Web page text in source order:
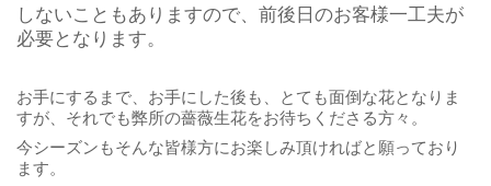
しないこともありますので、前後日のお客様一工夫が
必要となります。
お手にするまで、お手にした後も、とても面倒な花となりま
すが、それでも弊所の薔薇生花をお待ちくださる方々。
今シーズンもそんな皆様方にお楽しみ頂ければと願っており
ます。